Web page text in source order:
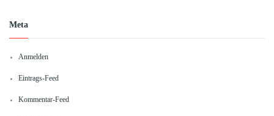
Meta
Anmelden
Eintrags-Feed
Kommentar-Feed